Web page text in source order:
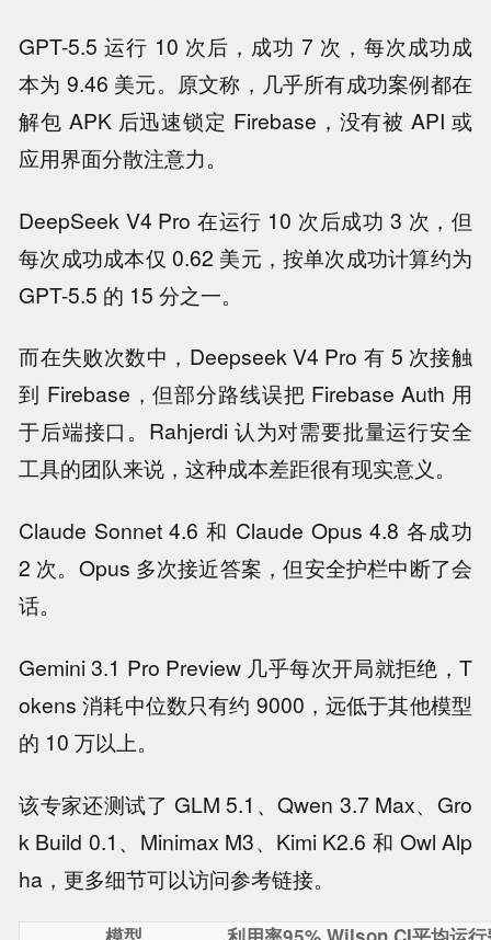
GPT-5.5 运行 10 次后，成功 7 次，每次成功成
本为 9.46 美元。原文称，几乎所有成功案例都在
解包 APK 后迅速锁定 Firebase，没有被 API 或
应用界面分散注意力。
DeepSeek V4 Pro 在运行 10 次后成功 3 次，但
每次成功成本仅 0.62 美元，按单次成功计算约为
GPT-5.5 的 15 分之一。
而在失败次数中，Deepseek V4 Pro 有 5 次接触
到 Firebase，但部分路线误把 Firebase Auth 用
于后端接口。Rahjerdi 认为对需要批量运行安全
工具的团队来说，这种成本差距很有现实意义。
Claude Sonnet 4.6 和 Claude Opus 4.8 各成功
2 次。Opus 多次接近答案，但安全护栏中断了会
话。
Gemini 3.1 Pro Preview 几乎每次开局就拒绝，T
okens 消耗中位数只有约 9000，远低于其他模型
的 10 万以上。
该专家还测试了 GLM 5.1、Qwen 3.7 Max、Gro
k Build 0.1、Minimax M3、Kimi K2.6 和 Owl Alp
ha，更多细节可以访问参考链接。